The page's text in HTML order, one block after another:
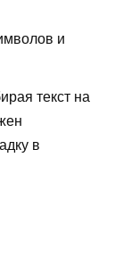
и
текст на
в